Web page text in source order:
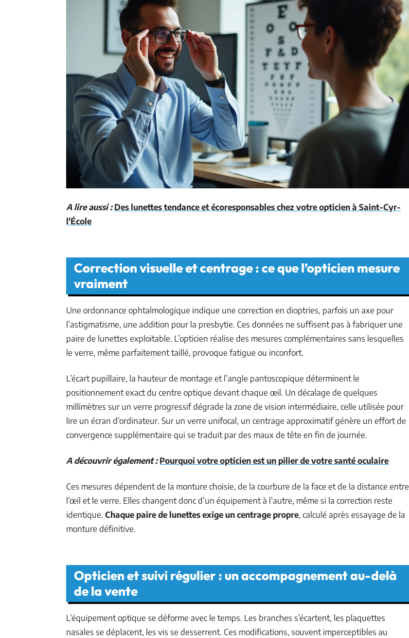
A lire aussi : Des lunettes tendance et écoresponsables chez votre opticien à Saint-Cyr-
l'École
Correction visuelle et centrage : ce que l’opticien mesure
vraiment
Une ordonnance ophtalmologique indique une correction en dioptries, parfois un axe pour
l’astigmatisme, une addition pour la presbytie. Ces données ne suffisent pas à fabriquer une
paire de lunettes exploitable. L’opticien réalise des mesures complémentaires sans lesquelles
le verre, même parfaitement taillé, provoque fatigue ou inconfort.
L’écart pupillaire, la hauteur de montage et l’angle pantoscopique déterminent le
positionnement exact du centre optique devant chaque œil. Un décalage de quelques
millimètres sur un verre progressif dégrade la zone de vision intermédiaire, celle utilisée pour
lire un écran d’ordinateur. Sur un verre unifocal, un centrage approximatif génère un effort de
convergence supplémentaire qui se traduit par des maux de tête en fin de journée.
A découvrir également : Pourquoi votre opticien est un pilier de votre santé oculaire
Ces mesures dépendent de la monture choisie, de la courbure de la face et de la distance entre
l’œil et le verre. Elles changent donc d’un équipement à l’autre, même si la correction reste
identique. Chaque paire de lunettes exige un centrage propre, calculé après essayage de la
monture définitive.
Opticien et suivi régulier : un accompagnement au-delà
de la vente
L’équipement optique se déforme avec le temps. Les branches s’écartent, les plaquettes
nasales se déplacent, les vis se desserrent. Ces modifications, souvent imperceptibles au